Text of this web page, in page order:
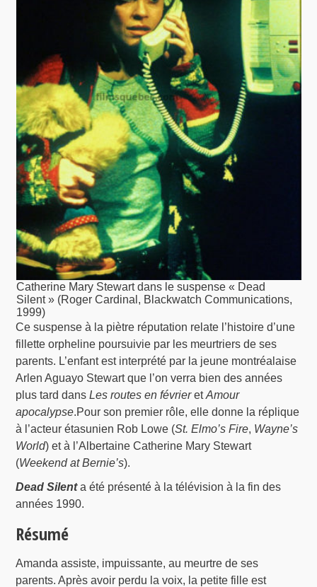
Catherine Mary Stewart dans le suspense « Dead
Silent » (Roger Cardinal, Blackwatch Communications,
1999)
Ce suspense à la piètre réputation relate l’histoire d’une
fillette orpheline poursuivie par les meurtriers de ses
parents. L’enfant est interprété par la jeune montréalaise
Arlen Aguayo Stewart que l’on verra bien des années
plus tard dansLes routes en févrieretAmour
apocalypse.Pour son premier rôle, elle donne la réplique
à l’acteur étasunien Rob Lowe (St. Elmo’s Fire, Wayne’s
World) et à l’Albertaine Catherine Mary Stewart
(Weekend at Bernie’s).
Dead Silenta été présenté à la télévision à la fin des
années 1990.
Résumé
Amanda assiste, impuissante, au meurtre de ses
parents. Après avoir perdu la voix, la petite fille est